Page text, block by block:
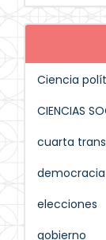
Ciencia
CIENCIAS
cuarta
democracia
elecciones
gobierno